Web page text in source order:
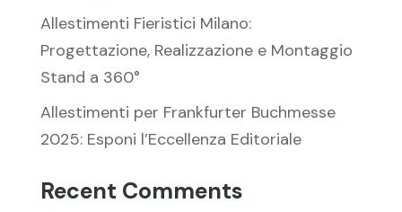
Allestimenti Fieristici Milano:
Progettazione, Realizzazione e Montaggio
Stand a 360°
Allestimenti per Frankfurter Buchmesse
2025: Esponi l’Eccellenza Editoriale
Recent Comments